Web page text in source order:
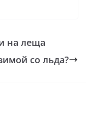
на леща
со льда?